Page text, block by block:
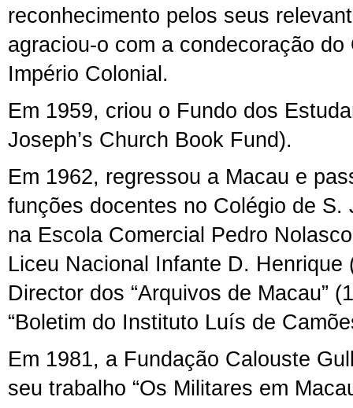
reconhecimento pelos seus
agraciou-o com a condecoração
Império Colonial.
Em 1959, criou o Fundo dos
Joseph’s Church Book Fund).
Em 1962, regressou a Macau e
funções docentes no Colégio de S.
na Escola Comercial Pedro
Liceu Nacional Infante D. Henrique
Director dos “Arquivos de Macau”
“Boletim do Instituto Luís de
Em 1981, a Fundação Calouste
seu trabalho “Os Militares em